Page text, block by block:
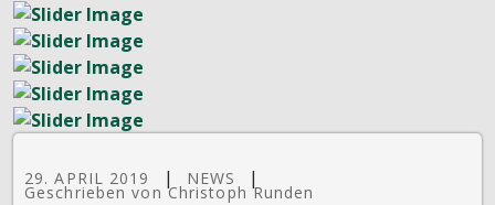
29. APRIL 2019 | NEWS |
Geschrieben von Christoph Runden